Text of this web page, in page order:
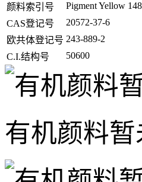
颜料索引号
Pigment Yellow 148
CAS登记号
20572-37-6
欧共体登记号 243-889-2
C.I.结构号
50600
有机颜料